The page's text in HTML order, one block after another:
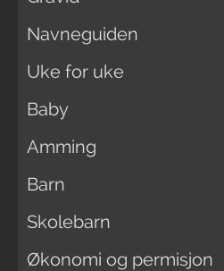
Navneguiden
Uke for uke
Baby
Amming
Barn
Skolebarn
Økonomi og permisjon